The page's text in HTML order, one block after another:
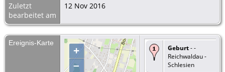
Zuletzt
bearbeitet am
12 Nov 2016
Ereignis-Karte
+
–
Geburt- -
Reichwaldau -
Schlesien